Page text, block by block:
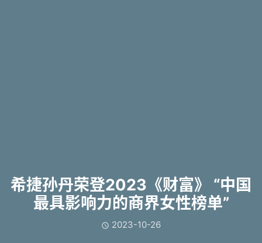
希捷孙丹荣登2023《财富》 “中国
最具影响力的商界女性榜单”
 2023-10-26